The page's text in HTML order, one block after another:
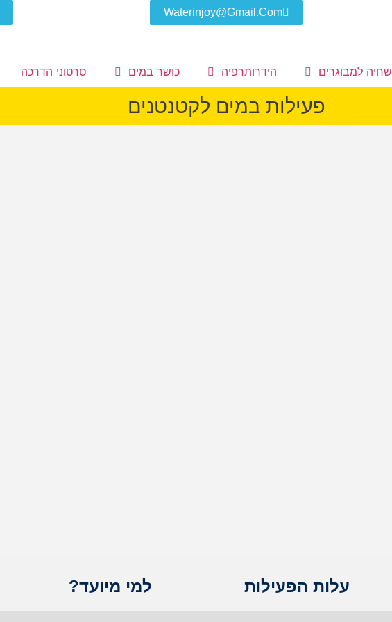
Waterinjoy@gmail.com
שחיה למבוגרים הידרותרפיה כושר במים סרטוני הדרכה
פעילות במים לקטנטנים
עלות הפעילות למי מיועד?